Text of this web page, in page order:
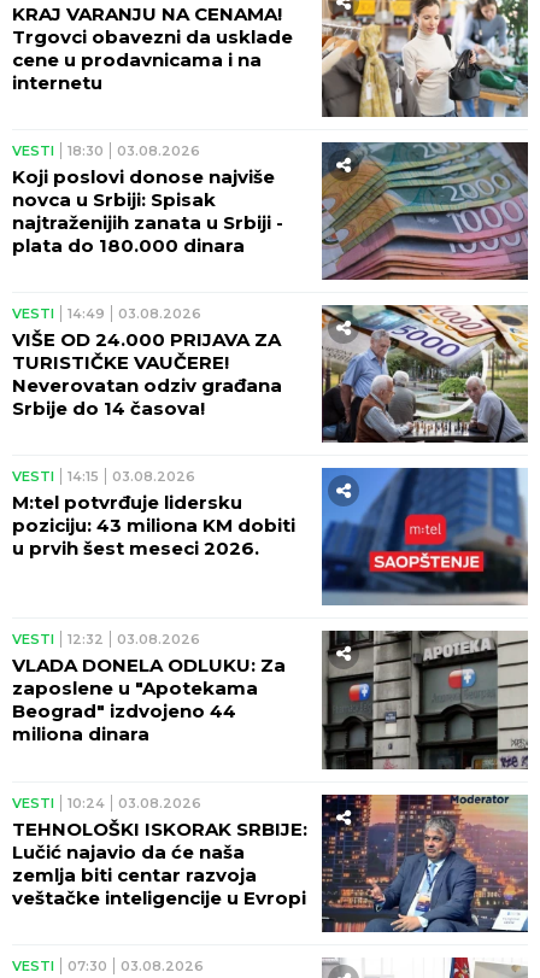
KRAJ VARANJU NA CENAMA!
Trgovci obavezni da usklade
cene u prodavnicama i na
internetu
VESTI 18:30 03.08.2026
Koji poslovi donose najviše
novca u Srbiji: Spisak
najtraženijih zanata u Srbiji -
plata do 180.000 dinara
VESTI 14:49 03.08.2026
VIŠE OD 24.000 PRIJAVA ZA
TURISTIČKE VAUČERE!
Neverovatan odziv građana
Srbije do 14 časova!
VESTI 14:15 03.08.2026
M:tel potvrđuje lidersku
poziciju: 43 miliona KM dobiti
u prvih šest meseci 2026.
VESTI 12:32 03.08.2026
VLADA DONELA ODLUKU: Za
zaposlene u "Apotekama
Beograd" izdvojeno 44
miliona dinara
VESTI 10:24 03.08.2026
TEHNOLOŠKI ISKORAK SRBIJE:
Lučić najavio da će naša
zemlja biti centar razvoja
veštačke inteligencije u Evropi
VESTI 07:30 03.08.2026